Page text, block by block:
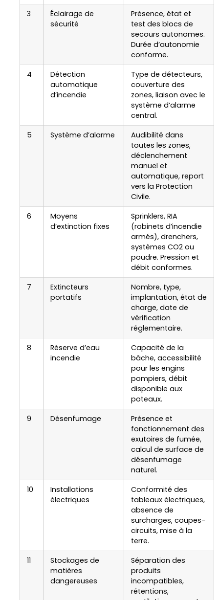
3
Éclairage de
sécurité
Présence, état et
test des blocs de
secours autonomes.
Durée d’autonomie
conforme.
4
Détection
automatique
d’incendie
Type de détecteurs,
couverture des
zones, liaison avec le
système d’alarme
central.
5
Système d’alarme
Audibilité dans
toutes les zones,
déclenchement
manuel et
automatique, report
vers la Protection
Civile.
6
Moyens
d’extinction fixes
Sprinklers, RIA
(robinets d’incendie
armés), drenchers,
systèmes CO2 ou
poudre. Pression et
débit conformes.
7
Extincteurs
portatifs
Nombre, type,
implantation, état de
charge, date de
vérification
réglementaire.
8
Réserve d’eau
incendie
Capacité de la
bâche, accessibilité
pour les engins
pompiers, débit
disponible aux
poteaux.
9
Désenfumage
Présence et
fonctionnement des
exutoires de fumée,
calcul de surface de
désenfumage
naturel.
10
Installations
électriques
Conformité des
tableaux électriques,
absence de
surcharges, coupes-
circuits, mise à la
terre.
11
Stockages de
matières
dangereuses
Séparation des
produits
incompatibles,
rétentions,